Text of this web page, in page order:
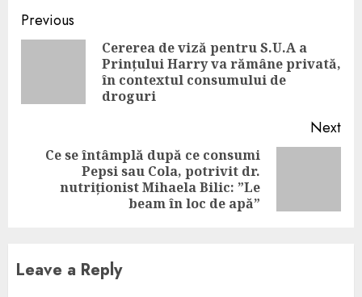
Continue
Reading
Previous
Cererea de viză pentru S.U.A a
Prințului Harry va rămâne privată,
în contextul consumului de
droguri
Next
Ce se întâmplă după ce consumi
Pepsi sau Cola, potrivit dr.
nutriționist Mihaela Bilic: ”Le
beam în loc de apă”
Leave a Reply